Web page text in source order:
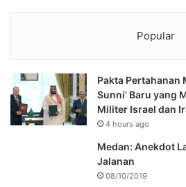
Popular
Pakta Pertahanan
Sunni’ Baru yang
Militer Israel dan
4 hours ago
Medan: Anekdot
Jalanan
08/10/2019